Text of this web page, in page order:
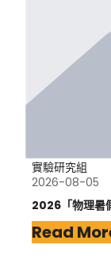
實驗研究組
2026-08-05
2026「物理暑
Read